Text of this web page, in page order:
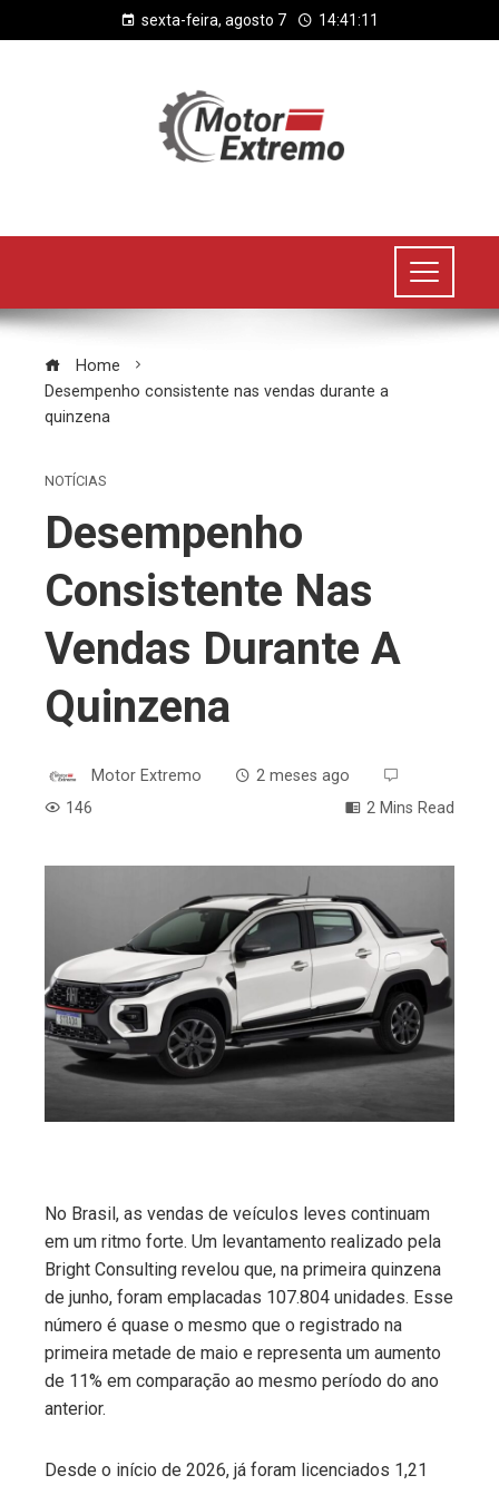
sexta-feira, agosto 7 14:41:12
Home
Desempenho consistente nas vendas durante a
quinzena
NOTÍCIAS
Desempenho
Consistente Nas
Vendas Durante A
Quinzena
Motor Extremo
2 meses ago
146
2 Mins Read
No Brasil, as vendas de veículos leves continuam
em um ritmo forte. Um levantamento realizado pela
Bright Consulting revelou que, na primeira quinzena
de junho, foram emplacadas 107.804 unidades. Esse
número é quase o mesmo que o registrado na
primeira metade de maio e representa um aumento
de 11% em comparação ao mesmo período do ano
anterior.
Desde o início de 2026, já foram licenciados 1,21